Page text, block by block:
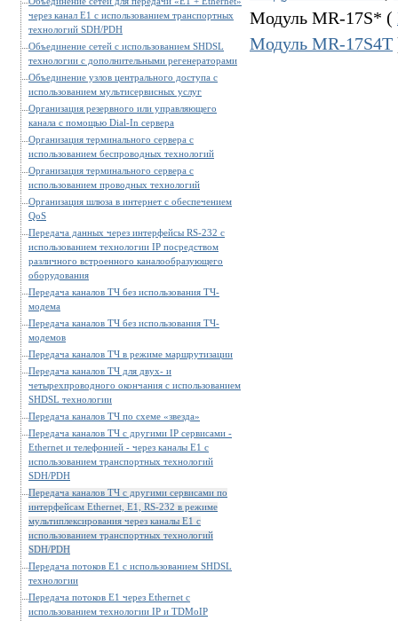
через канал E1 c использованием транспортных
технологий SDH/PDH
Объединение сетей с использованием SHDSL
технологии с дополнительными регенераторами
Объединение узлов центрального доступа с
использованием мультисервисных услуг
Организация резервного или управляющего
канала с помощью Dial-In сервера
Организация терминального сервера с
использованием беспроводных технологий
Организация терминального сервера с
использованием проводных технологий
Организация шлюза в интернет с обеспечением
QoS
Передача данных через интерфейсы RS-232 с
использованием технологии IP посредством
различного встроенного каналообразующего
оборудования
Передача каналов ТЧ без использования ТЧ-
модема
Передача каналов ТЧ без использования ТЧ-
модемов
Передача каналов ТЧ в режиме маршрутизации
Передача каналов ТЧ для двух- и
четырехпроводного окончания с использованием
SHDSL технологии
Передача каналов ТЧ по схеме «звезда»
Передача каналов ТЧ с другими IP сервисами -
Ethernet и телефонией - через каналы E1 c
использованием транспортных технологий
SDH/PDH
Передача каналов ТЧ с другими сервисами по
интерфейсам Ethernet, E1, RS-232 в режиме
мультиплексирования через каналы E1 c
использованием транспортных технологий
SDH/PDH
Передача потоков E1 с использованием SHDSL
технологии
Передача потоков E1 через Ethernet c
использованием технологии IP и TDMoIP
Модуль MR-17S* (
Модуль MR-17S4T